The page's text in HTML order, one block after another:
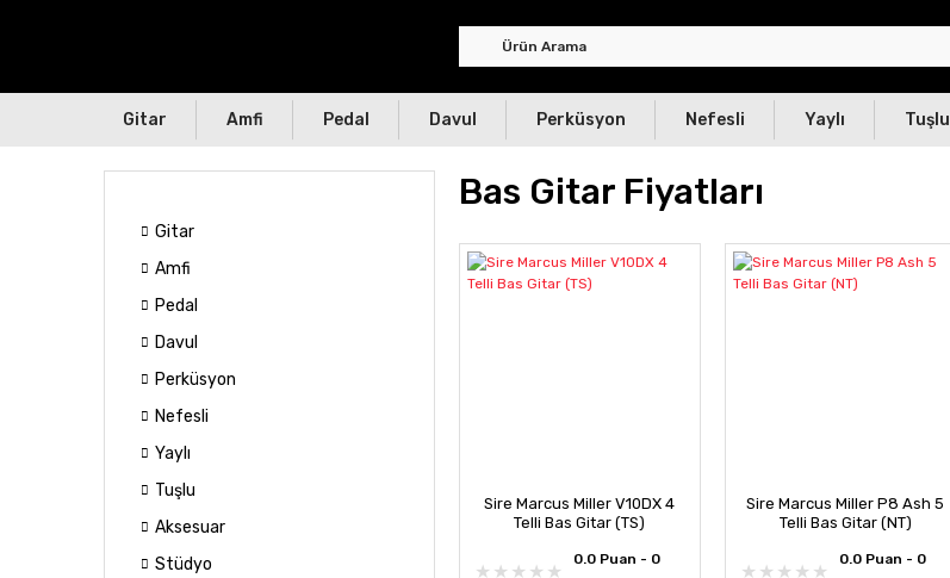
Gitar Amfi Pedal Davul Perküsyon Nefesli Yaylı Tuşlu
Gitar
Amfi
Pedal
Davul
Perküsyon
Nefesli
Yaylı
Tuşlu
Aksesuar
Stüdyo
Bas Gitar Fiyatları
Sire Marcus Miller V10DX 4
Telli Bas Gitar (TS)
0.0 Puan - 0
Sire Marcus Miller P8 Ash 5
Telli Bas Gitar (NT)
0.0 Puan - 0